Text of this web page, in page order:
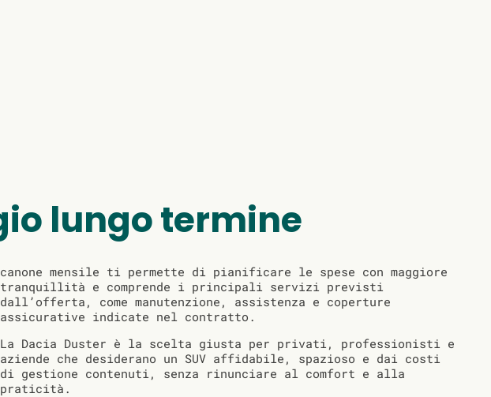
lungo termine
canone mensile ti permette di pianificare le spese con maggiore
tranquillità e comprende i principali servizi previsti
dall’offerta, come manutenzione, assistenza e coperture
assicurative indicate nel contratto.
La Dacia Duster è la scelta giusta per privati, professionisti e
aziende che desiderano un SUV affidabile, spazioso e dai costi
di gestione contenuti, senza rinunciare al comfort e alla
praticità.